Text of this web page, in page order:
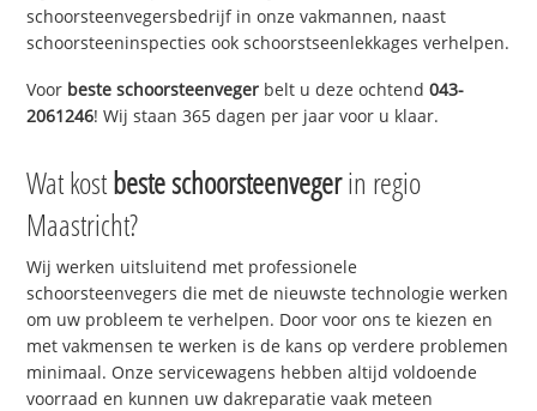
schoorsteenvegersbedrijf in onze vakmannen, naast
schoorsteeninspecties ook schoorstseenlekkages verhelpen.
Voor beste schoorsteenveger belt u deze ochtend043-
2061246! Wij staan 365 dagen per jaar voor u klaar.
Wat kostbeste schoorsteenvegerin regio
Maastricht?
Wij werken uitsluitend met professionele
schoorsteenvegers die met de nieuwste technologie werken
om uw probleem te verhelpen. Door voor ons te kiezen en
met vakmensen te werken is de kans op verdere problemen
minimaal. Onze servicewagens hebben altijd voldoende
voorraad en kunnen uw dakreparatie vaak meteen